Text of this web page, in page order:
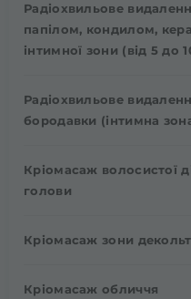
Радіохвильове
папілом, кондилом,
інтимної зони (від 5 до
Радіохвильове
бородавки (інтимна
Кріомасаж волосистої
голови
Кріомасаж зони
Кріомасаж обличчя